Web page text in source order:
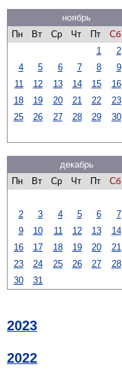
ноябрь
Пн
Вт Ср Чт Пт Сб
1
2
4
5 6 7 8 9
11
12 13 14 15 16
18
19 20 21 22 23
25
26 27 28 29 30
декабрь
Пн
Вт Ср Чт Пт Сб
2
3 4 5 6 7
9
10 11 12 13 14
16
17 18 19 20 21
23
24 25 26 27 28
30
31
2023
2022